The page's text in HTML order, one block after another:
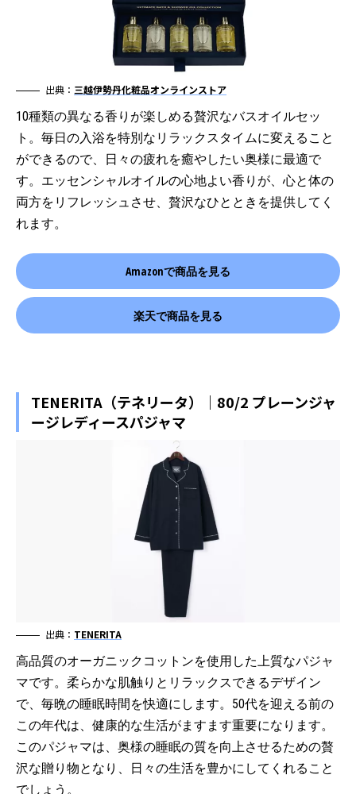
出典： 三越伊勢丹化粧品オンラインストア
10種類の異なる香りが楽しめる贅沢なバスオイルセッ
ト。毎日の入浴を特別なリラックスタイムに変えること
ができるので、日々の疲れを癒やしたい奥様に最適で
す。エッセンシャルオイルの心地よい香りが、心と体の
両方をリフレッシュさせ、贅沢なひとときを提供してく
れます。
Amazonで商品を見る
楽天で商品を見る
TENERITA（テネリータ）｜80/2 プレーンジャ
ージレディースパジャマ
出典： TENERITA
高品質のオーガニックコットンを使用した上質なパジャ
マです。柔らかな肌触りとリラックスできるデザイン
で、毎晩の睡眠時間を快適にします。50代を迎える前の
この年代は、健康的な生活がますます重要になります。
このパジャマは、奥様の睡眠の質を向上させるための贅
沢な贈り物となり、日々の生活を豊かにしてくれること
でしょう。